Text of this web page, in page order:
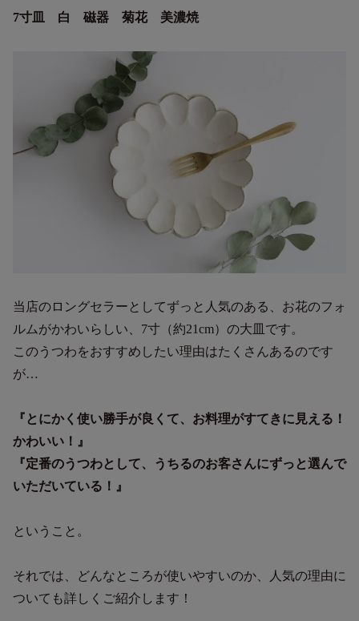
7寸皿 白 磁器 菊花 美濃焼
当店のロングセラーとしてずっと人気のある、お花のフォ
ルムがかわいらしい、7寸（約21cm）の大皿です。
このうつわをおすすめしたい理由はたくさんあるのです
が…
『とにかく使い勝手が良くて、お料理がすてきに見える！
かわいい！』
『定番のうつわとして、うちるのお客さんにずっと選んで
いただいている！』
ということ。
それでは、どんなところが使いやすいのか、人気の理由に
ついても詳しくご紹介します！